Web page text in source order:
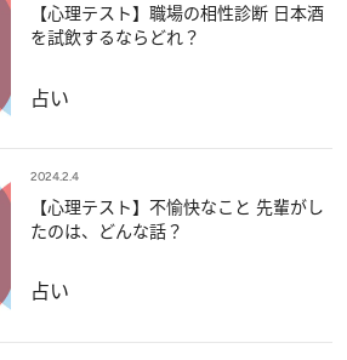
【心理テスト】職場の相性診断 日本酒
を試飲するならどれ？
占い
2024.2.4
【心理テスト】不愉快なこと 先輩がし
たのは、どんな話？
占い